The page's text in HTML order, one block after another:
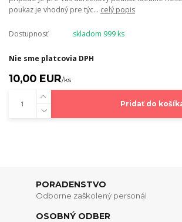
poukaz je vhodný pre týc... celý popis
Dostupnosť skladom 999 ks
Nie sme platcovia DPH
10,00 EUR/ks
Pridať do
PORADENSTVO
Odborne zaškolený personál
OSOBNÝ ODBER